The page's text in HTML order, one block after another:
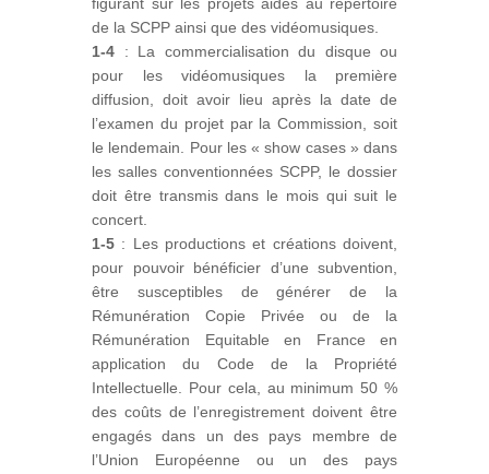
figurant sur les projets aidés au répertoire
de la SCPP ainsi que des vidéomusiques.
1-4 : La commercialisation du disque ou
pour les vidéomusiques la première
diffusion, doit avoir lieu après la date de
l’examen du projet par la Commission, soit
le lendemain. Pour les « show cases » dans
les salles conventionnées SCPP, le dossier
doit être transmis dans le mois qui suit le
concert.
1-5 : Les productions et créations doivent,
pour pouvoir bénéficier d’une subvention,
être susceptibles de générer de la
Rémunération Copie Privée ou de la
Rémunération Equitable en France en
application du Code de la Propriété
Intellectuelle. Pour cela, au minimum 50 %
des coûts de l’enregistrement doivent être
engagés dans un des pays membre de
l’Union Européenne ou un des pays